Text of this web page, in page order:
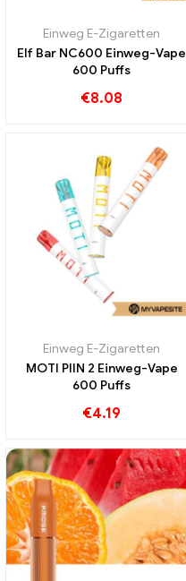
Einweg E-Zigaretten
Elf Bar NC600 Einweg-Vape
600 Puffs
€8.08
Einweg E-Zigaretten
MOTI PIIN 2 Einweg-Vape
600 Puffs
€4.19